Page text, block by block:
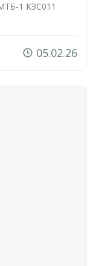
1 КЗС011
05.02.26